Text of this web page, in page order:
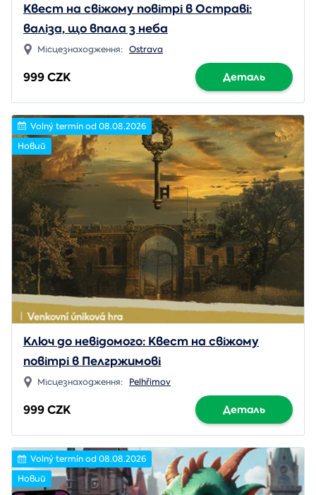
Квест на свіжому повітрі в Остраві:
валіза, що впала з неба
Місцезнаходження: Ostrava
999 CZK Деталь
Volný termín od 08.08.2026
Новий
Ключ до невідомого: Квест на свіжому
повітрі в Пелгржимові
Місцезнаходження: Pelhřimov
999 CZK Деталь
Volný termín od 08.08.2026
Новий